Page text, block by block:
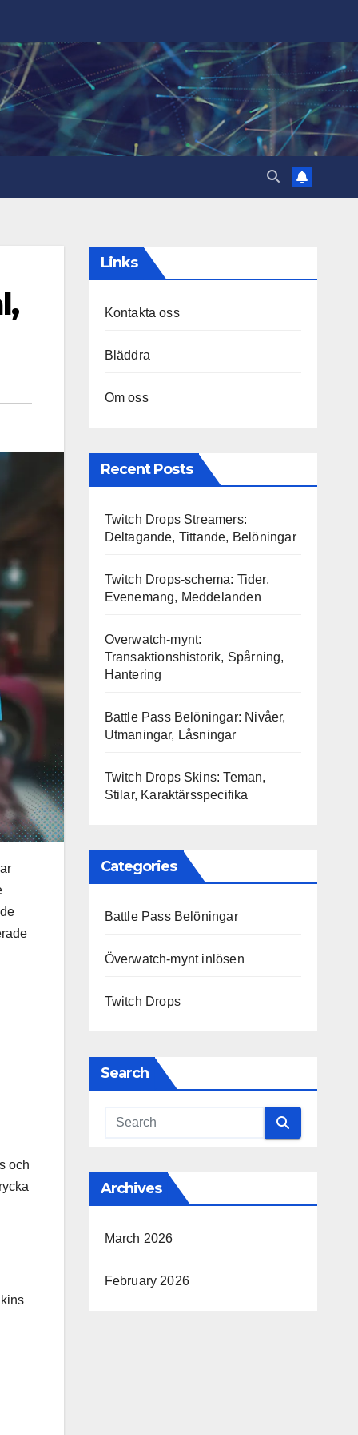
och
Links
Kontakta oss
Bläddra
Om oss
Recent Posts
Twitch Drops Streamers:
Deltagande, Tittande, Belöningar
Twitch Drops-schema: Tider,
Evenemang, Meddelanden
Overwatch-mynt:
Transaktionshistorik, Spårning,
Hantering
Battle Pass Belöningar: Nivåer,
Utmaningar, Låsningar
Twitch Drops Skins: Teman,
Stilar, Karaktärsspecifika
Categories
Battle Pass Belöningar
Överwatch-mynt inlösen
Twitch Drops
Search
Archives
March 2026
February 2026